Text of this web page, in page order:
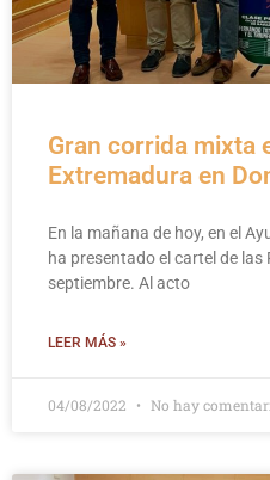
Gran corrida mixta
Extremadura en
En la mañana de hoy, en el
ha presentado el cartel de las
septiembre. Al acto
LEER MÁS »
04/08/2022 No hay